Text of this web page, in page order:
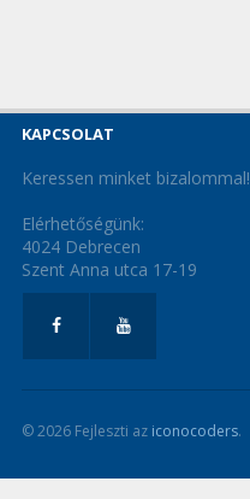
KAPCSOLAT
Keressen minket bizalommal!
Elérhetőségünk:
4024 Debrecen
Szent Anna utca 17-19
© 2026 Fejleszti az iconocoders.